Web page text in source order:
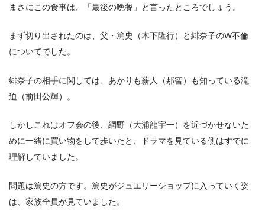
まさにこの食事は、「最後の晩餐」と言ったところでしょう。
まず切り出されたのは、父・篤史（木下隆行）と緋奈子のW不倫
についてでした。
緋奈子の相手に関しては、あかりも薪人（那智）も知っている滝
迫（前田公輝）。
しかしこれはオフ会の後、網野（大浦龍宇一）を近づかせないた
めに一緒に買い物をして歩いたと、ドラマを見ている側はすでに
理解していました。
問題は篤史の方です。篤史がジュエリーショップに入っていく姿
は、家族全員が見ていました。